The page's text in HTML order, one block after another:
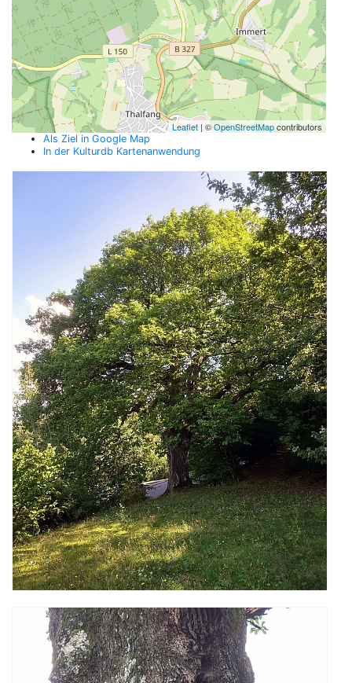
Leaflet | ©OpenStreetMapcontributors
Als Ziel in Google Map
In der Kulturdb Kartenanwendung